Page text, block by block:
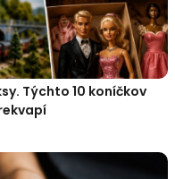
Týchto 10 koníčkov